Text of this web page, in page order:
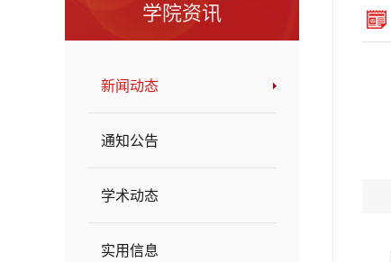
学院资讯
新闻动态
通知公告
学术动态
实用信息